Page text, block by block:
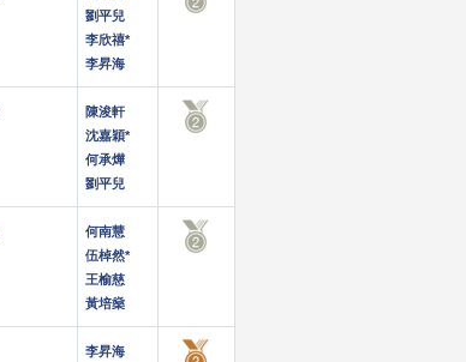
劉平兒
李欣禧*
李昇海
陳浚軒
沈嘉穎*
何承燁
劉平兒
何南慧
伍棹然*
王榆慈
黃培燊
李昇海